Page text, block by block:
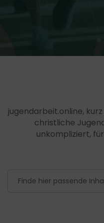
jugendarbeit.online, kurz
christliche
unkompliziert,